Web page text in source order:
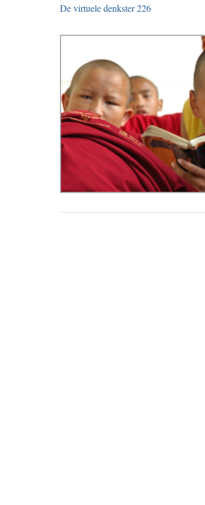
De virtuele denkster 226